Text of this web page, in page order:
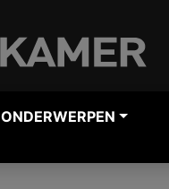
ONDERWERPEN